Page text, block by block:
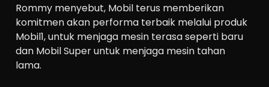
Rommy menyebut, Mobil terus memberikan
komitmen akan performa terbaik melalui produk
Mobil1, untuk menjaga mesin terasa seperti baru
dan Mobil Super untuk menjaga mesin tahan
lama.